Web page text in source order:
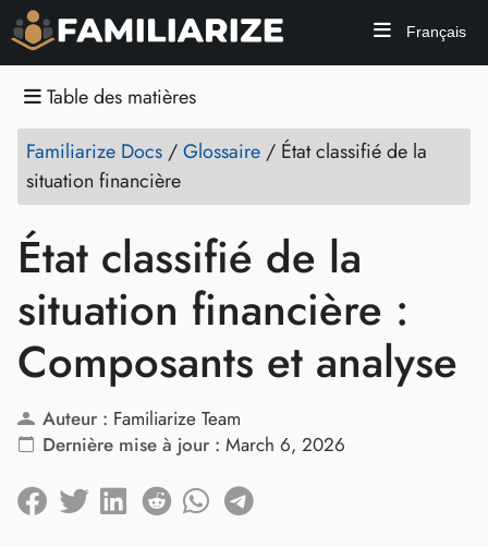
Français
Table des matières
Familiarize Docs /Glossaire / État classifié de la
situation financière
État classifié de la
situation financière :
Composants et analyse
Auteur : Familiarize Team
Dernière mise à jour : March 6, 2026